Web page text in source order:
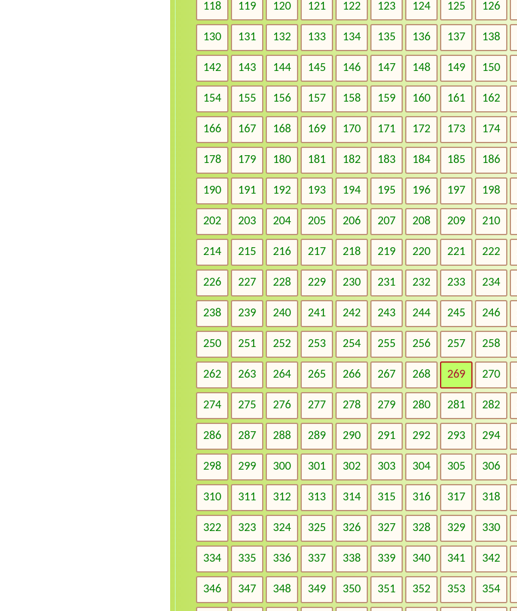
118 119 120 121 122 123 124 125 126
130 131 132 133 134 135 136 137 138
142 143 144 145 146 147 148 149 150
154 155 156 157 158 159 160 161 162
166 167 168 169 170 171 172 173 174
178 179 180 181 182 183 184 185 186
190 191 192 193 194 195 196 197 198
202 203 204 205 206 207 208 209 210
214 215 216 217 218 219 220 221 222
226 227 228 229 230 231 232 233 234
238 239 240 241 242 243 244 245 246
250 251 252 253 254 255 256 257 258
262 263 264 265 266 267 268 269 270
274 275 276 277 278 279 280 281 282
286 287 288 289 290 291 292 293 294
298 299 300 301 302 303 304 305 306
310 311 312 313 314 315 316 317 318
322 323 324 325 326 327 328 329 330
334 335 336 337 338 339 340 341 342
346 347 348 349 350 351 352 353 354